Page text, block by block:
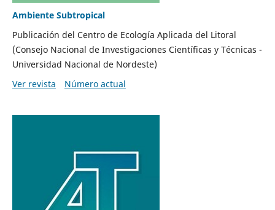
Ambiente Subtropical
Publicación del Centro de Ecología Aplicada del Litoral
(Consejo Nacional de Investigaciones Científicas y Técnicas -
Universidad Nacional de Nordeste)
Ver revista
Número actual